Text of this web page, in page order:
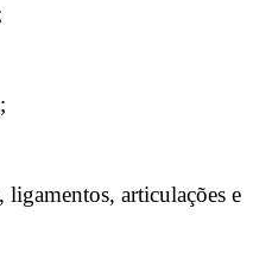
articulações e